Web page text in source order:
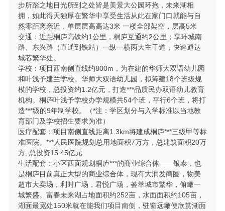
步所踏之地目光所到之处皆是美景大公园环抱，未来湖相
拥，如此得天独厚在繁华中享受生活从此在家门口就能与自
然零距离亲近，单层层高高达3米 一楼全部架空，层高5米
交通：近距桐庐高铁约1公里，桐庐互通约2公里；享环城南
路、东兴路（直通到铁站）一纵一横两大主干道，快速通达
城芯繁华处。
学校：项目西南侧直线约800m，为在建的华师大双语幼儿园
和叶浅予建兰学校。华师大双语幼儿园，拟筹建18个班级规
模的学校，总投资约1.2亿元，打造***品质民办双语幼儿教育
机构。桐庐叶浅予学校办学规模共54个班，平行6个班，将打
造***级的9年制学校。（*注：学区划分与入学标准以当地教
育部门及学校招生要求为准）
医疗配套：项目南侧直线距离1.3km将建成桐庐***三级甲等标
准医院。***人民医院规划总用地面积7万方，总建筑面积20万
方, 总投资15.45亿元
生活配套：小区西面规划桐庐***的商业综合体——银泰，也
是桐庐目前真正大型的商业综合体，现有大润发商圈，物美
超市大卖场，利时广场，君悦广场，荟萃城市繁华，俯瞰一
城繁盛。富春未来湖占地面积约252亩，水面面积约105亩，
湖面最宽处150米就在能我们项目南侧，驻窗远瞰便欣赏湖面